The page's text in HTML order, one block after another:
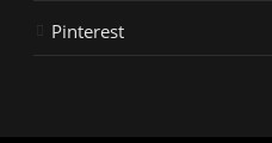
Pinterest